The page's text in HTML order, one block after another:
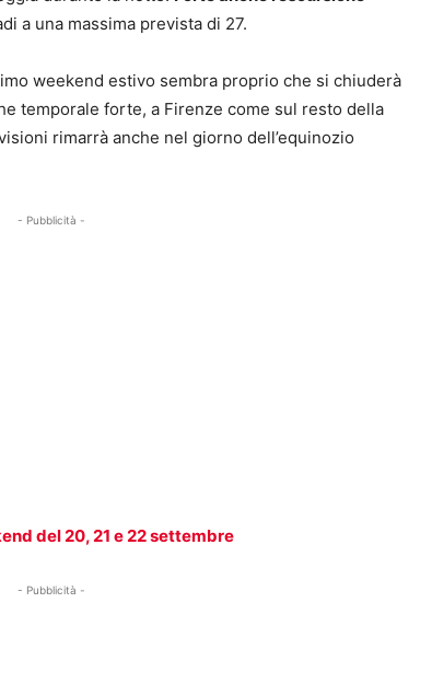
a una massima prevista di 27.
weekend estivo sembra proprio che si chiuderà
temporale forte, a Firenze come sul resto della
rimarrà anche nel giorno dell’equinozio
- Pubblicità -
del 20, 21 e 22 settembre
- Pubblicità -